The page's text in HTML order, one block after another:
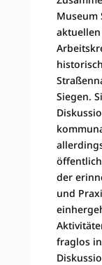
Museum
Siegen.
der
und
fraglos